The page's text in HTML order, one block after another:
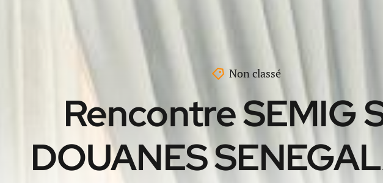
Non classé
Rencontre SEMIG
DOUANES